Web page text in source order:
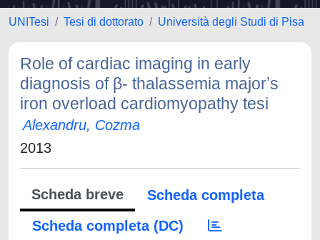
UNITesi Tesi di dottorato Università degli Studi di Pisa
Role of cardiac imaging in early
diagnosis of β- thalassemia majorʼs
iron overload cardiomyopathy tesi
Alexandru, Cozma
2013
Scheda breve
Scheda completa
Scheda completa (DC)